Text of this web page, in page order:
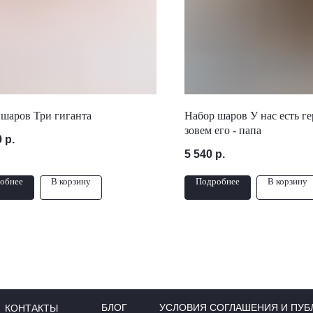
Три гиганта
р.
В корзину
Набор шаров У нас есть
зовем его - папа
5 540 р.
Подробнее В корзину
КОНТАКТЫ БЛОГ УСЛОВИЯ СОГЛАШЕНИЯ И